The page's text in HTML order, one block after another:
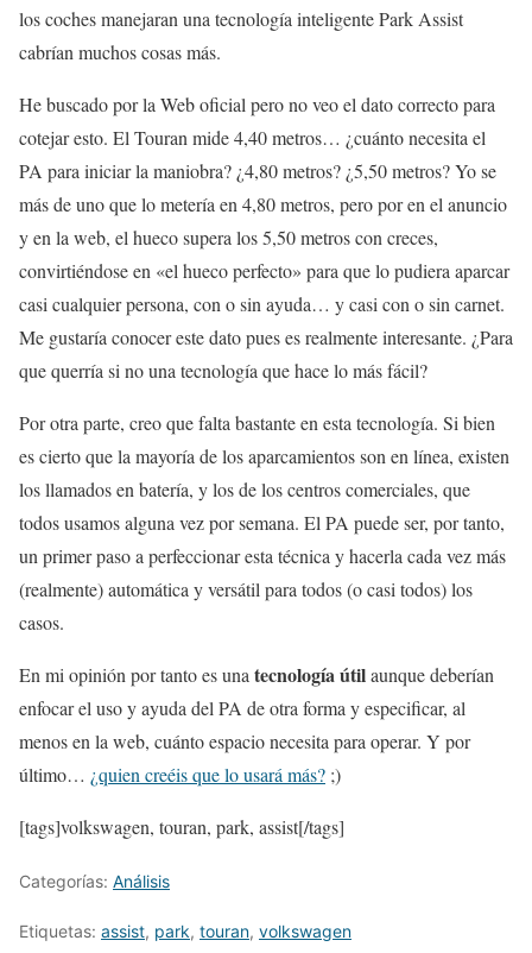
los coches manejaran una tecnología inteligente Park Assist
cabrían muchos cosas más.
He buscado por la Web oficial pero no veo el dato correcto para
cotejar esto. El Touran mide 4,40 metros… ¿cuánto necesita el
PA para iniciar la maniobra? ¿4,80 metros? ¿5,50 metros? Yo se
más de uno que lo metería en 4,80 metros, pero por en el anuncio
y en la web, el hueco supera los 5,50 metros con creces,
convirtiéndose en «el hueco perfecto» para que lo pudiera aparcar
casi cualquier persona, con o sin ayuda… y casi con o sin carnet.
Me gustaría conocer este dato pues es realmente interesante. ¿Para
que querría si no una tecnología que hace lo más fácil?
Por otra parte, creo que falta bastante en esta tecnología. Si bien
es cierto que la mayoría de los aparcamientos son en línea, existen
los llamados en batería, y los de los centros comerciales, que
todos usamos alguna vez por semana. El PA puede ser, por tanto,
un primer paso a perfeccionar esta técnica y hacerla cada vez más
(realmente) automática y versátil para todos (o casi todos) los
casos.
En mi opinión por tanto es unatecnología útilaunque deberían
enfocar el uso y ayuda del PA de otra forma y especificar, al
menos en la web, cuánto espacio necesita para operar. Y por
último… ¿quien creéis que lo usará más? ;)
[tags]volkswagen, touran, park, assist[/tags]
Categorías: Análisis
Etiquetas: assist, park, touran, volkswagen